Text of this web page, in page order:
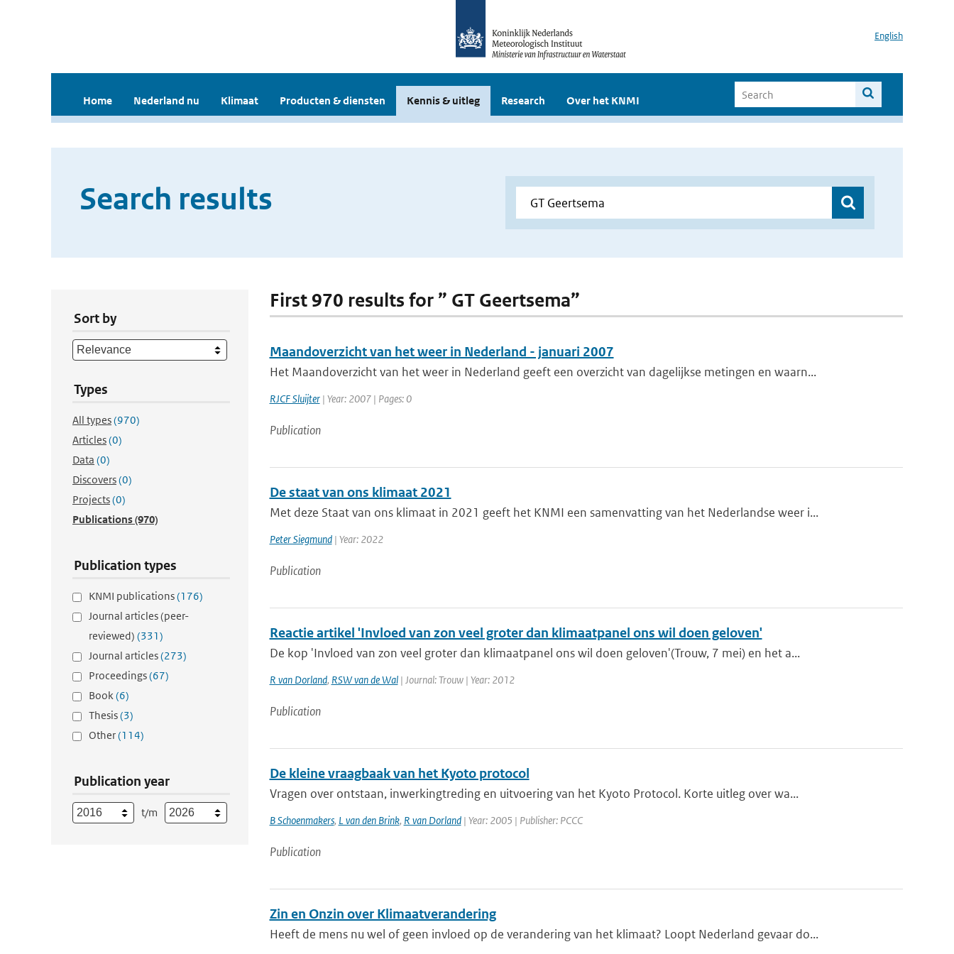
English
Home Nederland nu Klimaat Producten & diensten Kennis & uitleg Research Over het KNMI
Search results
Sort by
Types
All types(970)
Articles(0)
Data (0)
Discovers(0)
Projects(0)
Publications(970)
Publication types
KNMI publications(176)
Journal articles (peer-
reviewed) (331)
Journal articles(273)
Proceedings(67)
Book(6)
Thesis(3)
Other(114)
Publication year
t/m
First 970 results for ” GT Geertsema”
Maandoverzicht van het weer in Nederland - januari 2007
Het Maandoverzicht van het weer in Nederland geeft een overzicht van dagelijkse metingen en waarn...
RJCF Sluijter| Year: 2007 | Pages: 0
Publication
De staat van ons klimaat 2021
Met deze Staat van ons klimaat in 2021 geeft het KNMI een samenvatting van het Nederlandse weer i...
Peter Siegmund| Year: 2022
Publication
Reactie artikel 'Invloed van zon veel groter dan klimaatpanel ons wil doen geloven'
De kop 'Invloed van zon veel groter dan klimaatpanel ons wil doen geloven'(Trouw, 7 mei) en het a...
R van Dorland, RSW van de Wal| Journal: Trouw | Year: 2012
Publication
De kleine vraagbaak van het Kyoto protocol
Vragen over ontstaan, inwerkingtreding en uitvoering van het Kyoto Protocol. Korte uitleg over wa...
B Schoenmakers, L van den Brink, R van Dorland| Year: 2005 | Publisher: PCCC
Publication
Zin en Onzin over Klimaatverandering
Heeft de mens nu wel of geen invloed op de verandering van het klimaat? Loopt Nederland gevaar do...